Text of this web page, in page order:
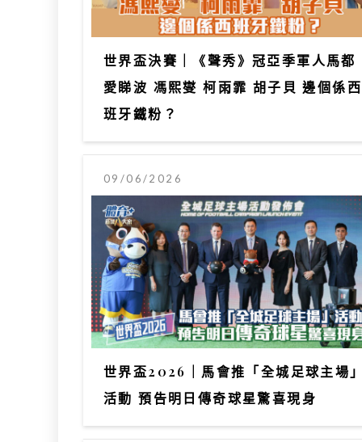
世界盃決賽｜《聲秀》冠亞季軍人馬都
愛睇波 馮熙燮 柯雨霏 胡子貝 邊個係西
班牙鐵粉？
09/06/2026
世界盃2026｜馬會推「全城足球主場
活動 預告明日傳奇球星驚喜現身